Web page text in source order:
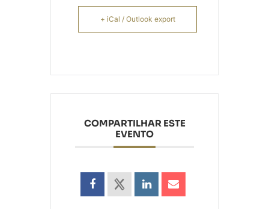
+ iCal / Outlook export
COMPARTILHAR ESTE
EVENTO